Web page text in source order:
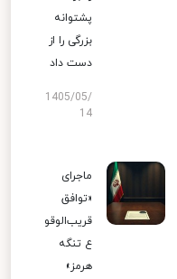
پشتوانه
بزرگی را از
دست داد
1405/05/
14
ماجرای
«توافق
قریب‌الوقو
ع تنگه
هرمز»